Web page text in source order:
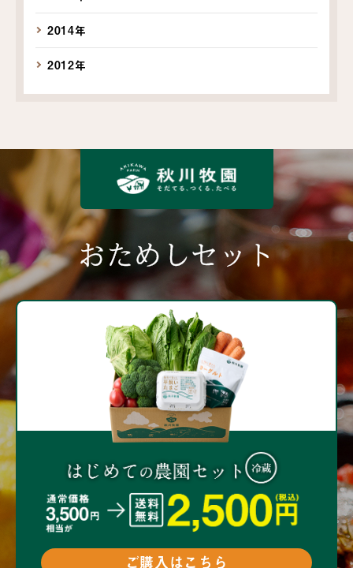
2014年
2012年
おためしセット
ご購入はこちら